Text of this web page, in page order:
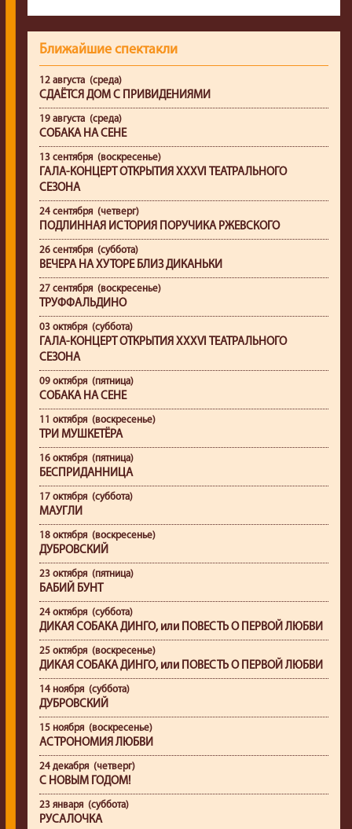
Ближайшие спектакли
12 августа (среда)
СДАЁТСЯ ДОМ С ПРИВИДЕНИЯМИ
19 августа (среда)
СОБАКА НА СЕНЕ
13 сентября (воскресенье)
ГАЛА-КОНЦЕРТ ОТКРЫТИЯ XXXVI ТЕАТРАЛЬНОГО
СЕЗОНА
24 сентября (четверг)
ПОДЛИННАЯ ИСТОРИЯ ПОРУЧИКА РЖЕВСКОГО
26 сентября (суббота)
ВЕЧЕРА НА ХУТОРЕ БЛИЗ ДИКАНЬКИ
27 сентября (воскресенье)
ТРУФФАЛЬДИНО
03 октября (суббота)
ГАЛА-КОНЦЕРТ ОТКРЫТИЯ XXXVI ТЕАТРАЛЬНОГО
СЕЗОНА
09 октября (пятница)
СОБАКА НА СЕНЕ
11 октября (воскресенье)
ТРИ МУШКЕТЁРА
16 октября (пятница)
БЕСПРИДАННИЦА
17 октября (суббота)
МАУГЛИ
18 октября (воскресенье)
ДУБРОВСКИЙ
23 октября (пятница)
БАБИЙ БУНТ
24 октября (суббота)
ДИКАЯ СОБАКА ДИНГО, или ПОВЕСТЬ О ПЕРВОЙ ЛЮБВИ
25 октября (воскресенье)
ДИКАЯ СОБАКА ДИНГО, или ПОВЕСТЬ О ПЕРВОЙ ЛЮБВИ
14 ноября (суббота)
ДУБРОВСКИЙ
15 ноября (воскресенье)
АСТРОНОМИЯ ЛЮБВИ
24 декабря (четверг)
С НОВЫМ ГОДОМ!
23 января (суббота)
РУСАЛОЧКА